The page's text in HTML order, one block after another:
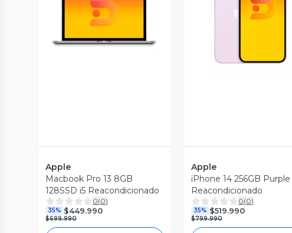
Vista Previa
Apple
Macbook Pro 13 8GB
128SSD i5 Reacondicionado
0(0)
35% $449.990
$699.990
Vista Previa
Apple
iPhone 14 256GB Purple
Reacondicionado
0(0)
35% $519.990
$799.990